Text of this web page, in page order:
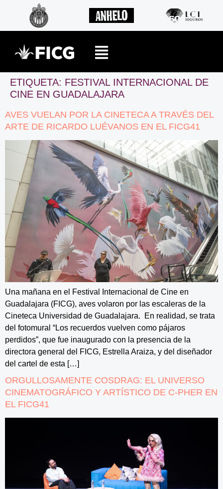
ETIQUETA: FESTIVAL INTERNACIONAL DE
CINE EN GUADALAJARA
AVES VUELAN POR LA CINETECA A TRAVÉS DEL
ARTE DE RICARDO LUÉVANOS EN EL FICG41
Una mañana en el Festival Internacional de Cine en
Guadalajara (FICG), aves volaron por las escaleras de la
Cineteca Universidad de Guadalajara. En realidad, se trata
del fotomural “Los recuerdos vuelven como pájaros
perdidos”, que fue inaugurado con la presencia de la
directora general del FICG, Estrella Araiza, y del diseñador
del cartel de esta […]
ORGULLOSAMENTE COSDRAG: EL UNIVERSO
CINEMATOGRÁFICO Y ARTÍSTICO DE C-PHER EN
EL FICG41